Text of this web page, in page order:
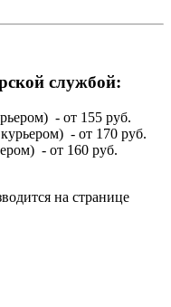
службой:
- от 155 руб.
- от 170 руб.
- от 160 руб.
на странице